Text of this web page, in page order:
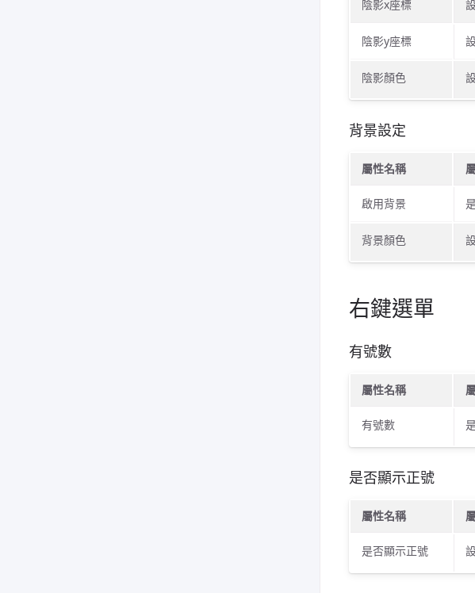
陰影x座標
陰影y座標
陰影顏色
背景設定
屬性名稱
啟用背景
背景顏色
右鍵選單
有號數
屬性名稱
有號數
是否顯示正號
屬性名稱
是否顯示正號